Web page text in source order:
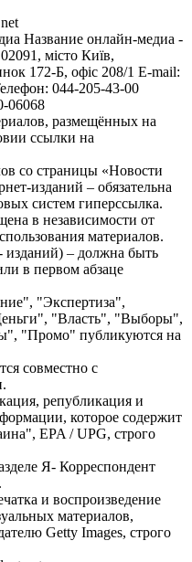
Название онлайн-медиа -
місто Київ,
172-Б, офіс 208/1 E-mail:
044-205-43-00
06068
размещённых на
ссылки на
со страницы «Новости
изданий – обязательна
систем гиперссылка.
в независимости от
материалов.
изданий) – должна быть
в первом абзаце
"Экспертиза",
"Власть", "Выборы",
"Промо" публикуются на
совместно с
републикация и
которое содержит
EPA / UPG, строго
Я- Корреспондент
и воспроизведение
материалов,
Getty Images, строго